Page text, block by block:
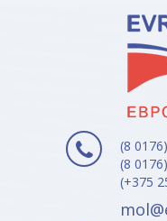
(8
(8
(+375